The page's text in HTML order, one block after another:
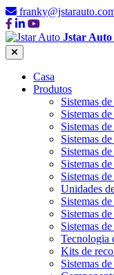
Jstar Auto
Casa
Produtos
Sistemas
Sistemas
Sistemas
Sistemas
Sistemas
Sistemas
Sistemas
Unidades
Sistemas
Sistemas
Sistemas
Tecnologia
Kits de
Sistemas